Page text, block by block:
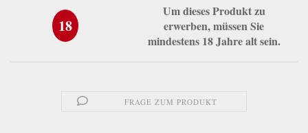
18
Um dieses Produkt zu
erwerben, müssen Sie
mindestens 18 Jahre alt sein.
FRAGE ZUM PRODUKT